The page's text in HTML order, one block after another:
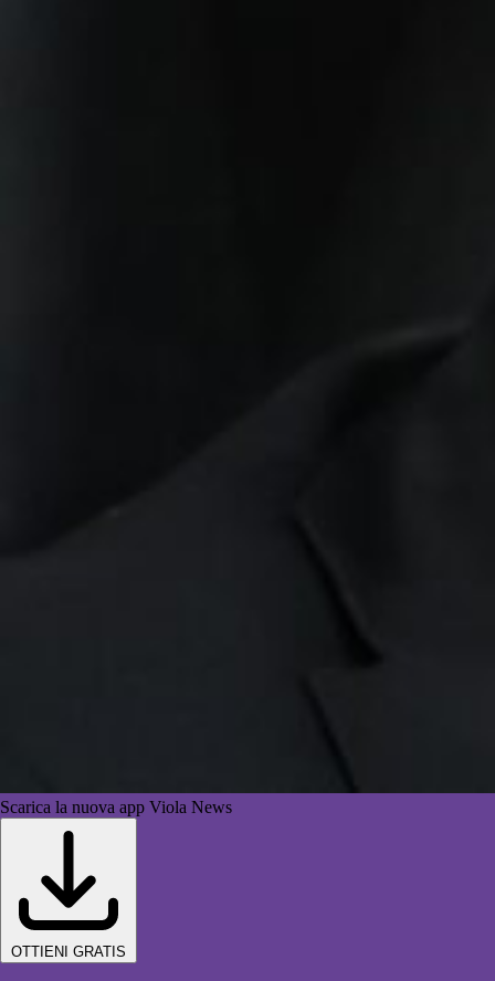
Scarica la nuova app Viola News
OTTIENI GRATIS